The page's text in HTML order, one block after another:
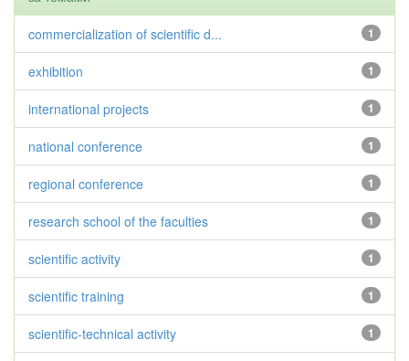
1
commercialization of scientific d...
1
exhibition
1
international projects
1
national conference
1
regional conference
1
research school of the faculties
1
scientific activity
1
scientific training
1
scientific-technical activity